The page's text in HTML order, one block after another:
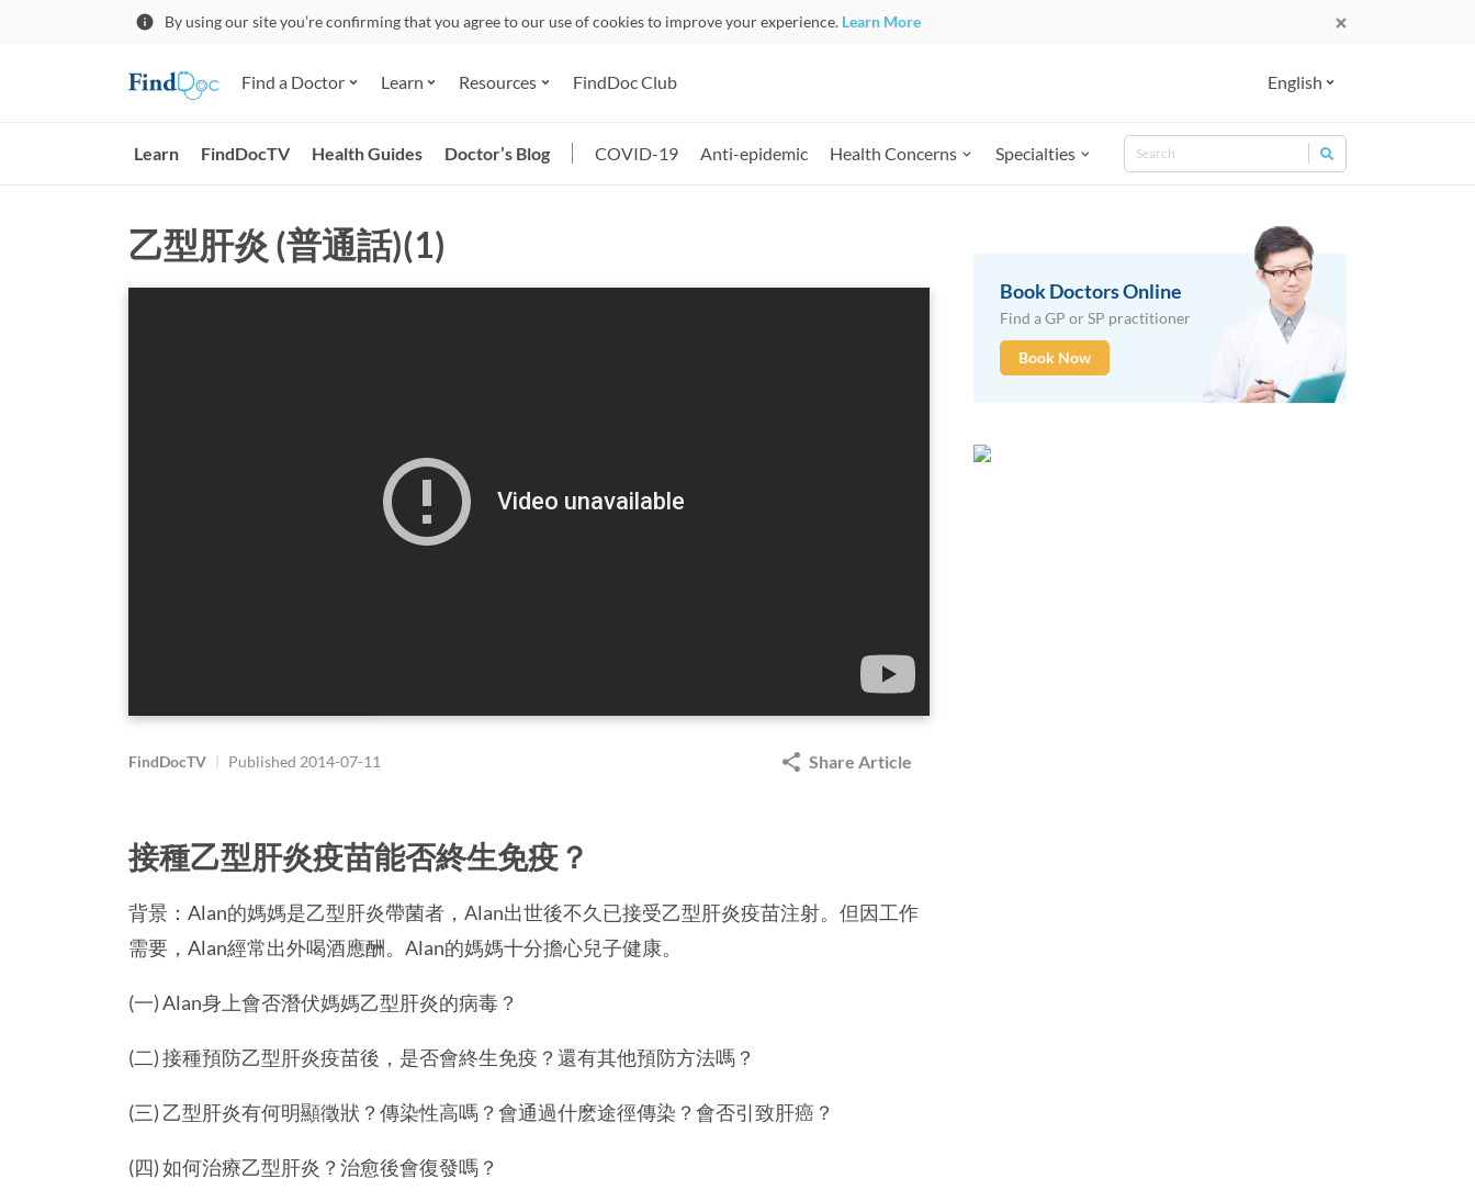
By using our site you’re confirming that you agree to our use of cookies to improve your experience. Learn More
Find a Doctor Learn Resources FindDoc Club English
Learn FindDocTV Health Guides Doctor’s Blog COVID-19 Anti-epidemic Health Concerns Specialties
Search for:
Search
乙型肝炎 (普通話)(1)
FindDocTV | Published 2014-07-11 Share Article
接種乙型肝炎疫苗能否終生免疫？
背景：Alan的媽媽是乙型肝炎帶菌者，Alan出世後不久已接受乙型肝炎疫苗注射。但因工作
需要，Alan經常出外喝酒應酬。Alan的媽媽十分擔心兒子健康。
(一) Alan身上會否潛伏媽媽乙型肝炎的病毒？
(二) 接種預防乙型肝炎疫苗後，是否會終生免疫？還有其他預防方法嗎？
(三) 乙型肝炎有何明顯徵狀？傳染性高嗎？會通過什麽途徑傳染？會否引致肝癌？
(四) 如何治療乙型肝炎？治愈後會復發嗎？
Book Doctors Online
Find a GP or SP practitioner
Book Now